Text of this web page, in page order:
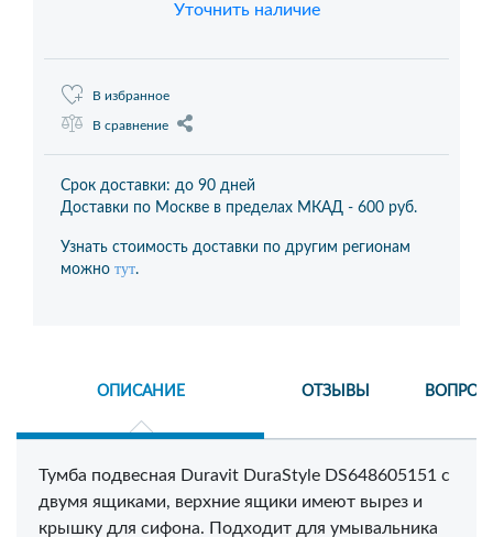
Уточнить наличие
В избранное
В сравнение
Срок доставки: до 90 дней
Доставки по Москве в пределах МКАД - 600 руб.
Узнать стоимость доставки по другим регионам
можно тут.
ОПИСАНИЕ ОТЗЫВЫ
Тумба подвесная Duravit DuraStyle DS648605151 с
двумя ящиками, верхние ящики имеют вырез и
крышку для сифона. Подходит для умывальника